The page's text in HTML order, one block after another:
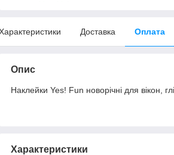
Доставка Оплата
Опис
Наклейки Yes! Fun новорічні для вікон,
Характеристики